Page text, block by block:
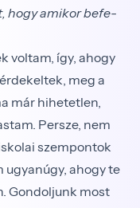
hogy amikor befe­
voltam, így, ahogy
meg a
már hihetet­len,
Persze, nem
szempon­tok
ahogy te
Gondoljunk most